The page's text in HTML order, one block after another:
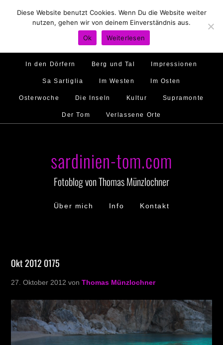
Hirtenland Traumstrände Feste feiern
Golfo di Orosei Im Norden
Murales Ambiente
In den Dörfern Berg und Tal Impressionen
Sa Sartiglia Im Westen Im Osten
Osterwoche Die Inseln Kultur Supramonte
Der Tom Verlassene Orte
sardinien-tom.com
Fotoblog von Thomas Münzlochner
Über mich Info Kontakt
Okt 2012 0175
27. Oktober 2012 vonThomas Münzlochner
Diese Website benutzt Cookies. Wenn Du die Website weiter
nutzen, gehen wir von deinem Einverständnis aus.
Ok
Weiterlesen